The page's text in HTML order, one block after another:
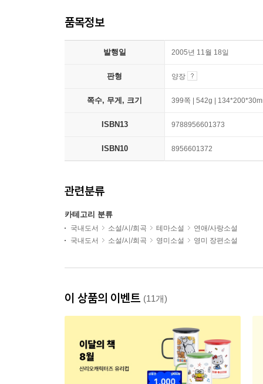
품목정보
발행일 2005년 11월 18일
판형 양장
쪽수, 무게, 크기 399쪽 | 542g |
ISBN13 9788956601373
ISBN10 8956601372
관련분류
카테고리 분류
국내도서 소설/시/희곡 테마소설
연애/사랑소설
국내도서
소설/시/희곡 영미소설 영미 장편소설
이 상품의 이벤트 (11개)